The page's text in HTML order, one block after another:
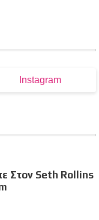
Instagram
Στον Seth Rollins